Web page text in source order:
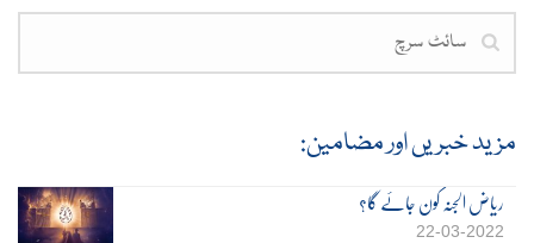
مزید خبریں اور مضامین:
ریاض الجنہ کون جائے گا؟
22-03-2022